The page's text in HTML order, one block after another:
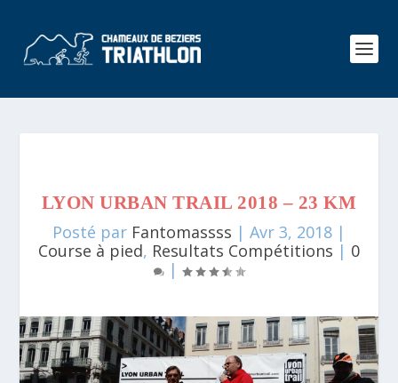
LYON URBAN TRAIL 2018 – 23 KM
Posté par Fantomassss | Avr 3, 2018 |
Course à pied, Resultats Compétitions | 0
|